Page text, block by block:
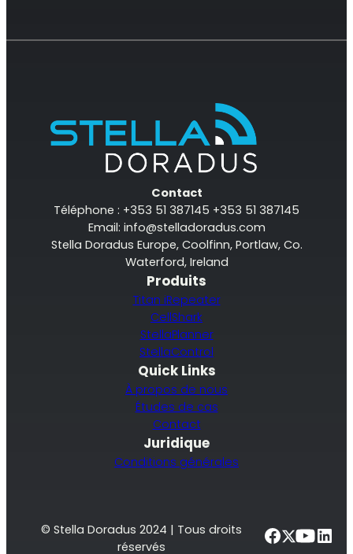
Contact
Téléphone : +353 51 387145 +353 51 387145
Email: info@stelladoradus.com
Stella Doradus Europe, Coolfinn, Portlaw, Co.
Waterford, Ireland
Produits
Titan iRepeater
CellShark
StellaPlanner
StellaControl
Quick Links
À propos de nous
Études de cas
Contact
Juridique
Conditions générales
© Stella Doradus 2024 | Tous droits
réservés